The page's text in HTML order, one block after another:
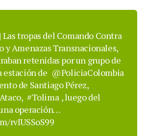
| Las tropas del Comando Contra
y Amenazas Transnacionales,
retenidas por un grupo de
estación de @PoliciaColombia
de Santiago Pérez,
#Tolima , luego del
operación…
rvIUSSoS99